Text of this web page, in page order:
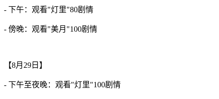
- 下午：观看"灯里"80剧情
- 傍晚：观看"美月"100剧情
【8月29日】
- 下午至夜晚：观看"灯里"100剧情